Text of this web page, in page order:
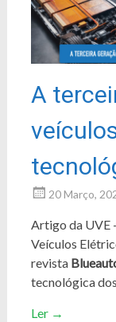
A
20 Março,
Artigo da UVE
Veículos
revista
tecnológica
Ler →